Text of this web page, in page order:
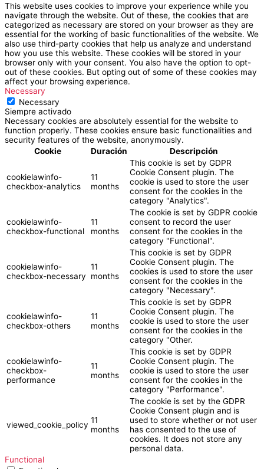
This website uses cookies to improve your experience while you
navigate through the website. Out of these, the cookies that are
categorized as necessary are stored on your browser as they are
essential for the working of basic functionalities of the website. We
also use third-party cookies that help us analyze and understand
how you use this website. These cookies will be stored in your
browser only with your consent. You also have the option to opt-
out of these cookies. But opting out of some of these cookies may
affect your browsing experience.
Necessary
Necessary
Siempre activado
Necessary cookies are absolutely essential for the website to
function properly. These cookies ensure basic functionalities and
security features of the website, anonymously.
Cookie
Duración Descripción
cookielawinfo-
checkbox-analytics
11
months
This cookie is set by GDPR
Cookie Consent plugin. The
cookie is used to store the user
consent for the cookies in the
category "Analytics".
cookielawinfo-
checkbox-functional
11
months
The cookie is set by GDPR cookie
consent to record the user
consent for the cookies in the
category "Functional".
cookielawinfo-
checkbox-necessary
11
months
This cookie is set by GDPR
Cookie Consent plugin. The
cookies is used to store the user
consent for the cookies in the
category "Necessary".
cookielawinfo-
checkbox-others
11
months
This cookie is set by GDPR
Cookie Consent plugin. The
cookie is used to store the user
consent for the cookies in the
category "Other.
cookielawinfo-
checkbox-
performance
11
months
This cookie is set by GDPR
Cookie Consent plugin. The
cookie is used to store the user
consent for the cookies in the
category "Performance".
viewed_cookie_policy 11
months
The cookie is set by the GDPR
Cookie Consent plugin and is
used to store whether or not user
has consented to the use of
cookies. It does not store any
personal data.
Functional